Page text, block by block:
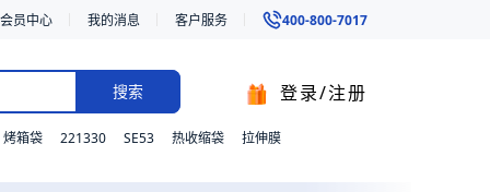
会员中心 我的消息 客户服务 400-800-7017
搜索 登录/注册
烤箱袋 221330 SE53 热收缩袋 拉伸膜